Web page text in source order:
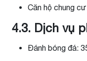
Căn hộ chung
4.3. Dịch vụ
Đánh bóng đá: